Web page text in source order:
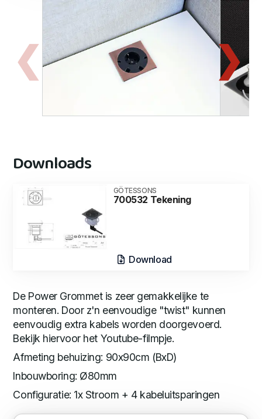
Downloads
GÖTESSONS
700532 Tekening
Download
De Power Grommet is zeer gemakkelijke te
monteren. Door z'n eenvoudige "twist" kunnen
eenvoudig extra kabels worden doorgevoerd.
Bekijk hiervoor het Youtube-filmpje.
Afmeting behuizing: 90x90cm (BxD)
Inbouwboring: Ø80mm
Configuratie: 1x Stroom + 4 kabeluitsparingen